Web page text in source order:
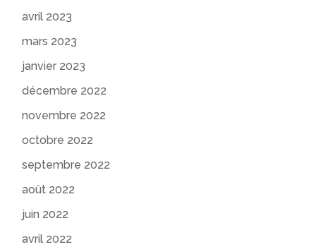
avril 2023
mars 2023
janvier 2023
décembre 2022
novembre 2022
octobre 2022
septembre 2022
août 2022
juin 2022
avril 2022